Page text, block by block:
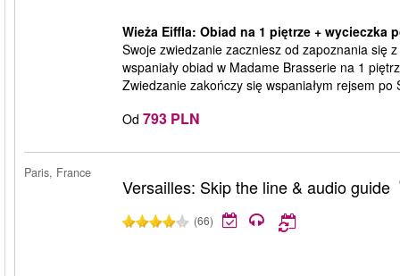
Wieża Eiffla: Obiad na 1 piętrze + wycieczka
Swoje zwiedzanie zaczniesz od zapoznania się
wspaniały obiad w Madame Brasserie na 1
Zwiedzanie zakończy się wspaniałym rejsem po
Od 793 PLN
Paris, France
Versailles: Skip the line & audio guide
(66)